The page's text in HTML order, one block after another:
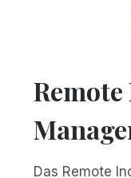
Das Remote